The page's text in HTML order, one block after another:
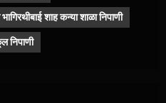
शाह कन्या शाळा निपाणी
निपाणी